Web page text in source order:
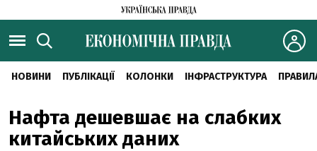
НОВИНИ ПУБЛІКАЦІЇ КОЛОНКИ ІНФРАСТРУКТУРА
Нафта дешевшає на слабких
китайських даних